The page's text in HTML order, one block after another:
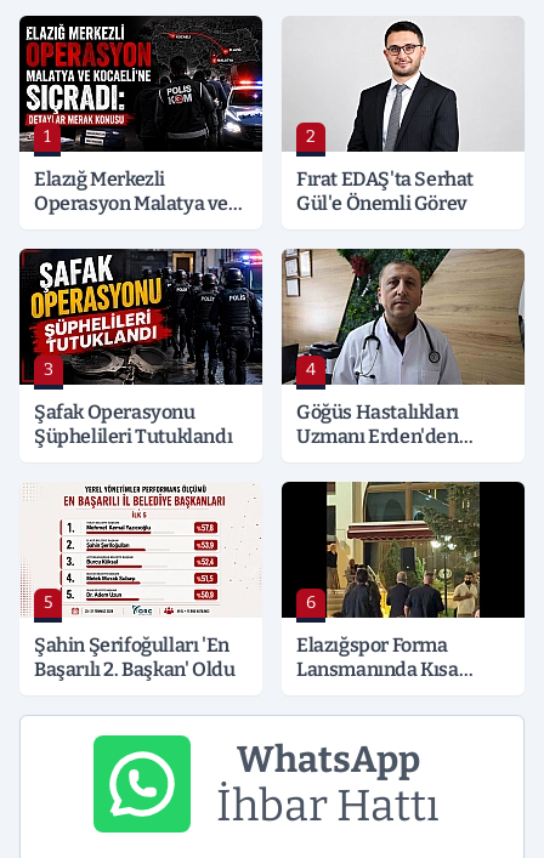
1
Elazığ Merkezli
Operasyon Malatya ve
Detaylar Merak Konusu
2
Fırat EDAŞ'ta Serhat
Gül'e Önemli Görev
3
Şafak Operasyonu
Şüphelileri Tutuklandı
4
Göğüs Hastalıkları
Uzmanı Erden'den
5
Şahin Şerifoğulları 'En
Başarılı 2. Başkan' Oldu
6
Elazığspor Forma
Lansmanında Kısa
WhatsApp
İhbar Hattı